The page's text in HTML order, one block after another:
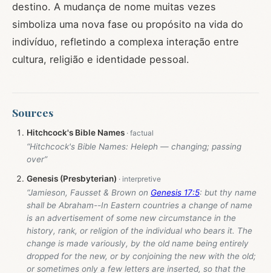
destino. A mudança de nome muitas vezes
simboliza uma nova fase ou propósito na vida do
indivíduo, refletindo a complexa interação entre
cultura, religião e identidade pessoal.
Sources
Hitchcock's Bible Names
“Hitchcock's Bible Names: Heleph — changing; passing
over”
Genesis (Presbyterian)
“Jamieson, Fausset & Brown on Genesis 17:5: but thy name
shall be Abraham--In Eastern countries a change of name
is an advertisement of some new circumstance in the
history, rank, or religion of the individual who bears it. The
change is made variously, by the old name being entirely
dropped for the new, or by conjoining the new with the old;
or sometimes only a few letters are inserted, so that the